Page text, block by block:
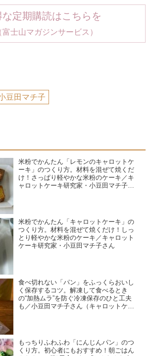
な定期購読はこちらを
士山マガジンサービス）
豆田マチ子
米粉でかんたん「レモンのキャロットケ
ーキ」のつくり方。材料を混ぜて焼くだ
け！さっぱり軽やかな米粉のケーキ／キ
ャロットケーキ研究家・小豆田マチ子さ
米粉でかんたん「キャロットケーキ」の
つくり方。材料を混ぜて焼くだけ！しっ
とり軽やかな米粉のケーキ／キャロット
ケーキ研究家・小豆田マチ子さん
食べ切れない「パン」をふっくらおいし
く保存するコツ。解凍して食べるとき
の“加熱ムラ”を防ぐ冷凍保存のひと工夫
も／小豆田マチ子さん（キャロットケー
もっちりふわふわ「にんじんパン」のつ
くり方。初心者にもおすすめ！朝ごはん